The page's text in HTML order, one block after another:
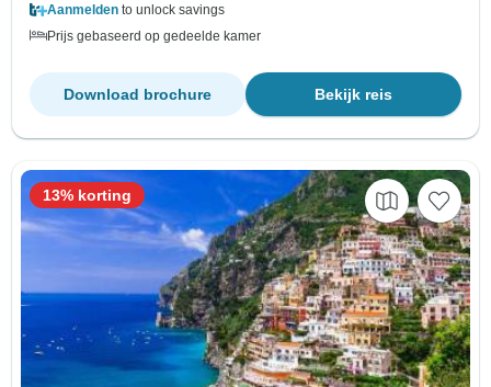
Aanmelden to unlock savings
Prijs gebaseerd op gedeelde kamer
Bekijk reis
Download brochure
13% korting